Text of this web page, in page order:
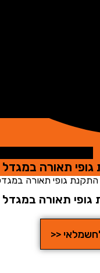
תאורה במגדל
גופי תאורה במגדל
תאורה במגדל
<<